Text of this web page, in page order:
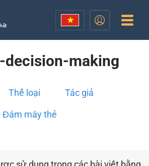
decision-making
Thể loại Tác giả
Đám mây thẻ